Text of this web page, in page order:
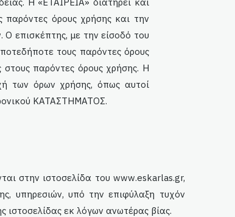
όρους χρήσης και την
επισκέπτης, με την είσοδό του
τους παρόντες όρους
στους παρόντες όρους χρήσης. Η
των όρων χρήσης, όπως αυτοί
ΚΑΤΑΣΤΗΜΑΤΟΣ.
στην ιστοσελίδα του www.eskarlas.gr,
υπηρεσιών, υπό την επιφύλαξη τυχόν
εκ λόγων ανωτέρας βίας.